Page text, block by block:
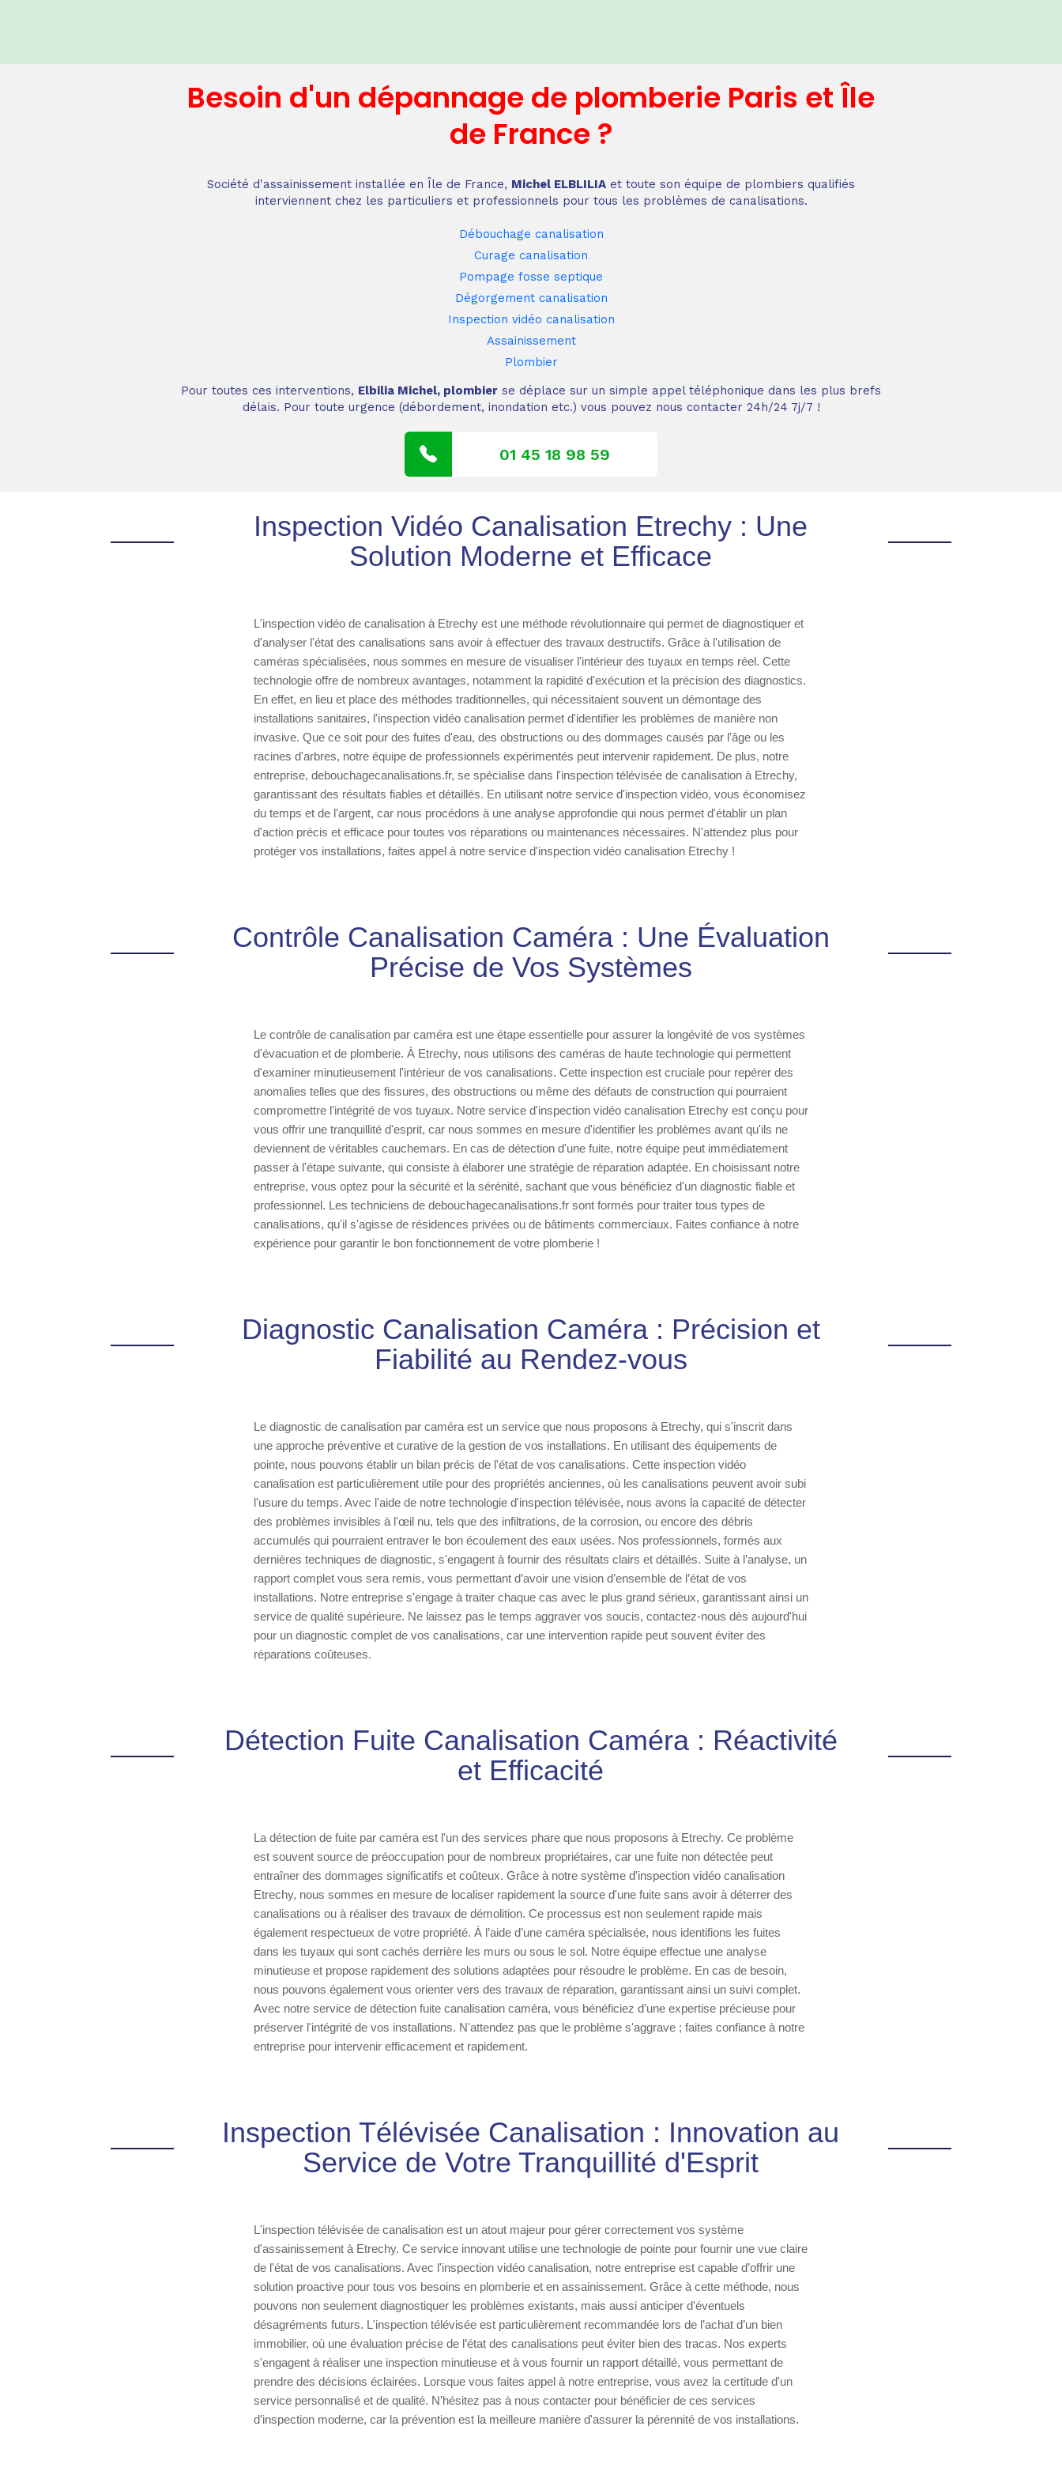
Besoin d'un dépannagede plomberie Paris et Île
de France?
Société d'assainissement installée en Île de France, Michel ELBLILIA et toute son équipe de plombiers qualifiés
interviennent chez les particuliers et professionnels pour tous les problèmes de canalisations.
Débouchage canalisation
Curage canalisation
Pompage fosse septique
Dégorgement canalisation
Inspection vidéo canalisation
Assainissement
Plombier
Pour toutes ces interventions, Elbilia Michel, plombier se déplace sur un simple appel téléphonique dans les plus brefs
délais. Pour toute urgence (débordement, inondation etc.) vous pouvez nous contacter 24h/24 7j/7 !
01 45 18 98 59
Inspection Vidéo Canalisation Etrechy : Une
Solution Moderne et Efficace
L'inspection vidéo de canalisation à Etrechy est une méthode révolutionnaire qui permet de diagnostiquer et
d'analyser l'état des canalisations sans avoir à effectuer des travaux destructifs. Grâce à l'utilisation de
caméras spécialisées, nous sommes en mesure de visualiser l'intérieur des tuyaux en temps réel. Cette
technologie offre de nombreux avantages, notamment la rapidité d'exécution et la précision des diagnostics.
En effet, en lieu et place des méthodes traditionnelles, qui nécessitaient souvent un démontage des
installations sanitaires, l'inspection vidéo canalisation permet d'identifier les problèmes de manière non
invasive. Que ce soit pour des fuites d'eau, des obstructions ou des dommages causés par l'âge ou les
racines d'arbres, notre équipe de professionnels expérimentés peut intervenir rapidement. De plus, notre
entreprise, debouchagecanalisations.fr, se spécialise dans l'inspection télévisée de canalisation à Etrechy,
garantissant des résultats fiables et détaillés. En utilisant notre service d'inspection vidéo, vous économisez
du temps et de l'argent, car nous procédons à une analyse approfondie qui nous permet d'établir un plan
d'action précis et efficace pour toutes vos réparations ou maintenances nécessaires. N'attendez plus pour
protéger vos installations, faites appel à notre service d'inspection vidéo canalisation Etrechy !
Contrôle Canalisation Caméra : Une Évaluation
Précise de Vos Systèmes
Le contrôle de canalisation par caméra est une étape essentielle pour assurer la longévité de vos systèmes
d'évacuation et de plomberie. À Etrechy, nous utilisons des caméras de haute technologie qui permettent
d'examiner minutieusement l'intérieur de vos canalisations. Cette inspection est cruciale pour repérer des
anomalies telles que des fissures, des obstructions ou même des défauts de construction qui pourraient
compromettre l'intégrité de vos tuyaux. Notre service d'inspection vidéo canalisation Etrechy est conçu pour
vous offrir une tranquillité d'esprit, car nous sommes en mesure d'identifier les problèmes avant qu'ils ne
deviennent de véritables cauchemars. En cas de détection d'une fuite, notre équipe peut immédiatement
passer à l'étape suivante, qui consiste à élaborer une stratégie de réparation adaptée. En choisissant notre
entreprise, vous optez pour la sécurité et la sérénité, sachant que vous bénéficiez d'un diagnostic fiable et
professionnel. Les techniciens de debouchagecanalisations.fr sont formés pour traiter tous types de
canalisations, qu'il s'agisse de résidences privées ou de bâtiments commerciaux. Faites confiance à notre
expérience pour garantir le bon fonctionnement de votre plomberie !
Diagnostic Canalisation Caméra : Précision et
Fiabilité au Rendez-vous
Le diagnostic de canalisation par caméra est un service que nous proposons à Etrechy, qui s'inscrit dans
une approche préventive et curative de la gestion de vos installations. En utilisant des équipements de
pointe, nous pouvons établir un bilan précis de l'état de vos canalisations. Cette inspection vidéo
canalisation est particulièrement utile pour des propriétés anciennes, où les canalisations peuvent avoir subi
l'usure du temps. Avec l'aide de notre technologie d'inspection télévisée, nous avons la capacité de détecter
des problèmes invisibles à l'œil nu, tels que des infiltrations, de la corrosion, ou encore des débris
accumulés qui pourraient entraver le bon écoulement des eaux usées. Nos professionnels, formés aux
dernières techniques de diagnostic, s'engagent à fournir des résultats clairs et détaillés. Suite à l’analyse, un
rapport complet vous sera remis, vous permettant d’avoir une vision d’ensemble de l’état de vos
installations. Notre entreprise s'engage à traiter chaque cas avec le plus grand sérieux, garantissant ainsi un
service de qualité supérieure. Ne laissez pas le temps aggraver vos soucis, contactez-nous dès aujourd'hui
pour un diagnostic complet de vos canalisations, car une intervention rapide peut souvent éviter des
réparations coûteuses.
Détection Fuite Canalisation Caméra : Réactivité
et Efficacité
La détection de fuite par caméra est l'un des services phare que nous proposons à Etrechy. Ce problème
est souvent source de préoccupation pour de nombreux propriétaires, car une fuite non détectée peut
entraîner des dommages significatifs et coûteux. Grâce à notre système d'inspection vidéo canalisation
Etrechy, nous sommes en mesure de localiser rapidement la source d'une fuite sans avoir à déterrer des
canalisations ou à réaliser des travaux de démolition. Ce processus est non seulement rapide mais
également respectueux de votre propriété. À l’aide d’une caméra spécialisée, nous identifions les fuites
dans les tuyaux qui sont cachés derrière les murs ou sous le sol. Notre équipe effectue une analyse
minutieuse et propose rapidement des solutions adaptées pour résoudre le problème. En cas de besoin,
nous pouvons également vous orienter vers des travaux de réparation, garantissant ainsi un suivi complet.
Avec notre service de détection fuite canalisation caméra, vous bénéficiez d’une expertise précieuse pour
préserver l'intégrité de vos installations. N'attendez pas que le problème s'aggrave ; faites confiance à notre
entreprise pour intervenir efficacement et rapidement.
Inspection Télévisée Canalisation : Innovation au
Service de Votre Tranquillité d'Esprit
L'inspection télévisée de canalisation est un atout majeur pour gérer correctement vos système
d'assainissement à Etrechy. Ce service innovant utilise une technologie de pointe pour fournir une vue claire
de l'état de vos canalisations. Avec l'inspection vidéo canalisation, notre entreprise est capable d’offrir une
solution proactive pour tous vos besoins en plomberie et en assainissement. Grâce à cette méthode, nous
pouvons non seulement diagnostiquer les problèmes existants, mais aussi anticiper d'éventuels
désagréments futurs. L'inspection télévisée est particulièrement recommandée lors de l’achat d’un bien
immobilier, où une évaluation précise de l’état des canalisations peut éviter bien des tracas. Nos experts
s'engagent à réaliser une inspection minutieuse et à vous fournir un rapport détaillé, vous permettant de
prendre des décisions éclairées. Lorsque vous faites appel à notre entreprise, vous avez la certitude d'un
service personnalisé et de qualité. N’hésitez pas à nous contacter pour bénéficier de ces services
d’inspection moderne, car la prévention est la meilleure manière d'assurer la pérennité de vos installations.